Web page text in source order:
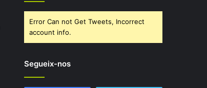
Error Can not Get Tweets, Incorrect
account info.
Segueix-nos